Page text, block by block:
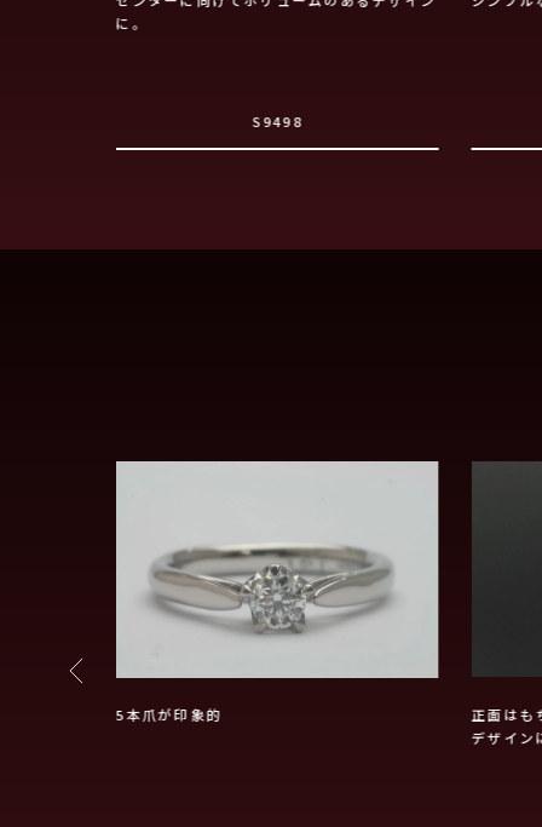
に。
S9498
5本爪が印象的
正面はも
デザイン